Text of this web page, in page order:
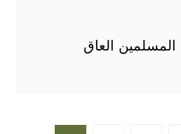
المسلمين العاق